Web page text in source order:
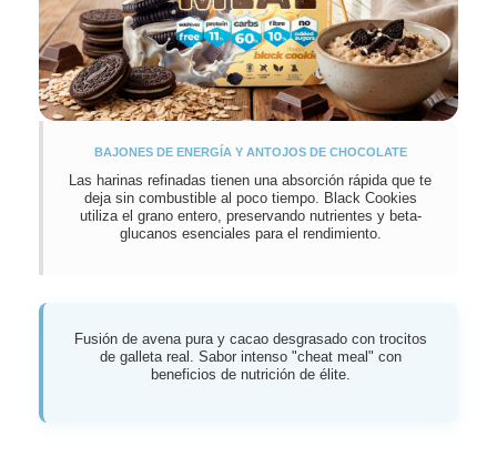
BAJONES DE ENERGÍA Y ANTOJOS DE CHOCOLATE
Las harinas refinadas tienen una absorción rápida que te
deja sin combustible al poco tiempo. Black Cookies
utiliza el grano entero, preservando nutrientes y beta-
glucanos esenciales para el rendimiento.
Fusión de avena pura y cacao desgrasado con trocitos
de galleta real. Sabor intenso "cheat meal" con
beneficios de nutrición de élite.